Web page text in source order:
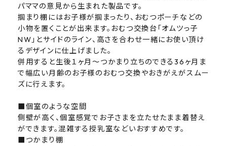
パママの意見から生まれた製品です。
掴まり棚にはお子様が掴まったり、おむつポーチなどの
小物を置くことが出来ます。おむつ交換台「オムツっ子
NW」とサイドのライン、高さを合わせ一緒にお使い頂け
るデザインに仕上げました。
併用すると生後１ヶ月～つかまり立ちのできる36ヶ月ま
で幅広い月齢のお子様のおむつ交換やおきがえがスムー
ズに行えます。
■個室のような空間
側壁が高く、個室感覚でお子さまを立たせたまま着替え
ができます。混雑する授乳室などいおすすめです。
■つかまり棚